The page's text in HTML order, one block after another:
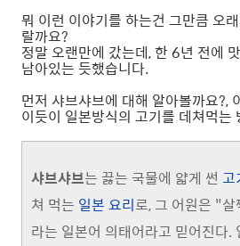
뭐 이런 이야기를 하는건 그만큼 오
랄까요?
정말 오랜만에 갔는데, 한 6년 전에
남아있는 듯했습니다.
먼저 샤브샤브에 대해 알아볼까요?,
이듯이 일본방식의 고기를 데쳐먹는
샤브샤브는 끓는 국물에 얇게 썬 고
쳐 먹는 일본 요리로, 그 어원은 "
라는 일본어 의태어라고 믿어진다.